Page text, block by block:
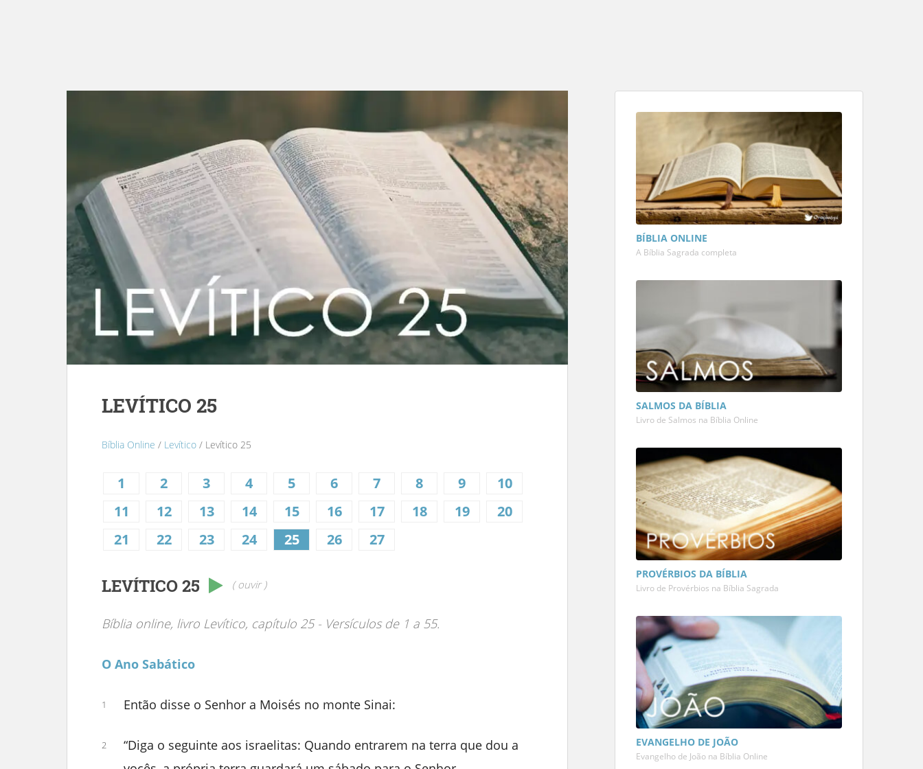
LEVÍTICO 25
Bíblia Online / Levítico / Levítico 25
1 2 3 4 5 6 7 8 9
10
11
12 13 14 15 16 17 18 19
20
21
22 23 24 25 26 27
LEVÍTICO 25 ( ouvir )
Bíblia online, livro Levítico, capítulo 25 - Versículos de 1 a 55.
O Ano Sabático
1 Então disse o Senhor a Moisés no monte Sinai:
2
“Diga o seguinte aos israelitas: Quando entrarem na terra que dou a
BÍBLIA ONLINE
A Bíblia Sagrada completa
SALMOS DA BÍBLIA
Livro de Salmos na Bíblia Online
PROVÉRBIOS DA BÍBLIA
Livro de Provérbios na Bíblia Sagrada
EVANGELHO DE JOÃO
Evangelho de João na Bíblia Online